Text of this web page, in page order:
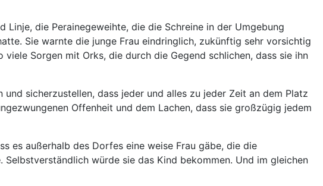
die Perainegeweihte, die die Schreine in der Umgebung
Sie warnte die junge Frau eindringlich, zukünftig sehr vorsichtig
Sorgen mit Orks, die durch die Gegend schlichen, dass sie ihn
sicherzustellen, dass jeder und alles zu jeder Zeit an dem Platz
Offenheit und dem Lachen, dass sie großzügig jedem
es außerhalb des Dorfes eine weise Frau gäbe, die die
würde sie das Kind bekommen. Und im gleichen